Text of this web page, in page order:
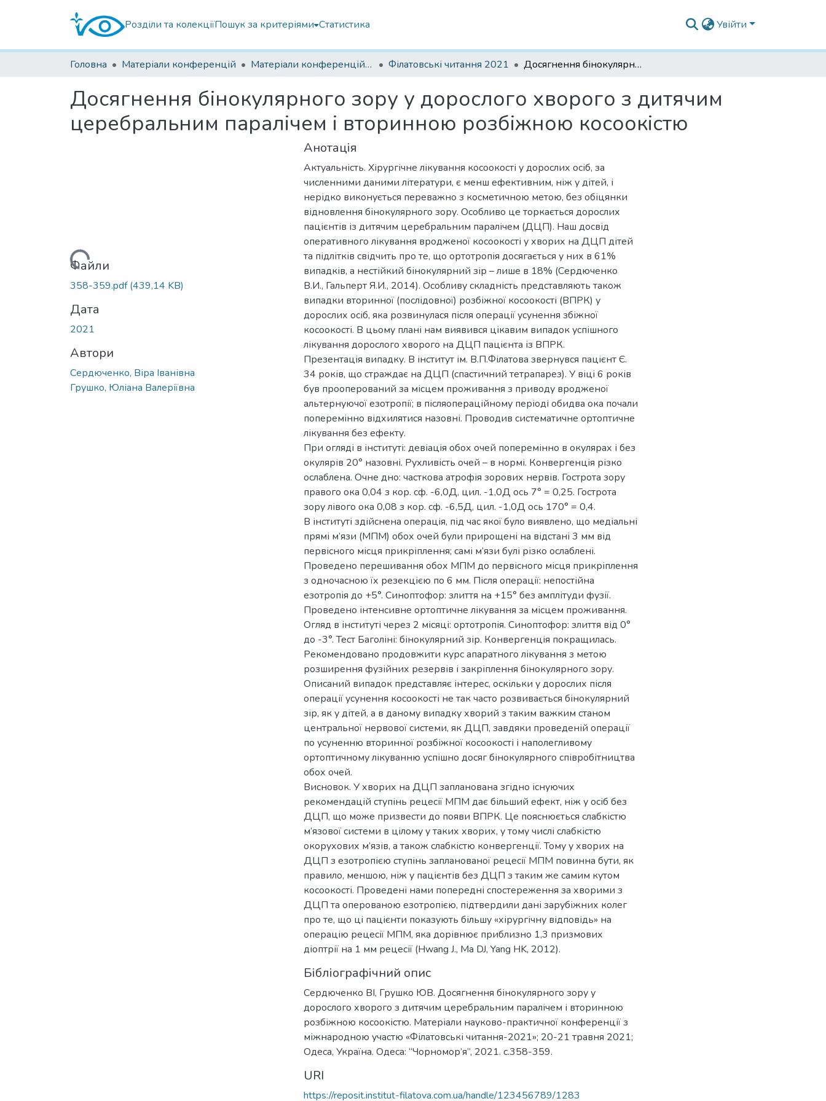
Розділи та колекціїПошук за критеріями Статистика Увійти
Головна Матеріали конференцій Матеріали конференцій Інституту Філатова Філатовські читання 2021 Досягнення бінокулярного зору у дорослого хворого з дитячим церебральним паралічем і вторинною розбіжною косоокістю
Досягнення бінокулярного зору у дорослого хворого з дитячим
церебральним паралічем і вторинною розбіжною косоокістю
Вантажиться...Файли
358-359.pdf(439,14 KB)
Дата
2021
Автори
Сердюченко, Віра Іванівна
Грушко, Юліана Валеріївна
Анотація
Актуальність. Хірургічне лікування косоокості у дорослих осіб, за
численними даними літератури, є менш ефективним, ніж у дітей, і
нерідко виконується переважно з косметичною метою, без обіцянки
відновлення бінокулярного зору. Особливо це торкається дорослих
пацієнтів із дитячим церебральним паралічем (ДЦП). Наш досвід
оперативного лікування вродженої косоокості у хворих на ДЦП дітей
та підлітків свідчить про те, що ортотропія досягається у них в 61%
випадків, а нестійкий бінокулярний зір – лише в 18% (Сердюченко
В.И., Гальперт Я.И., 2014). Особливу складність представляють також
випадки вторинної (послідовної) розбіжної косоокості (ВПРК) у
дорослих осіб, яка розвинулася після операції усунення збіжної
косоокості. В цьому плані нам виявився цікавим випадок успішного
лікування дорослого хворого на ДЦП пацієнта із ВПРК.
Презентація випадку. В інститут ім. В.П.Філатова звернувся пацієнт Є.
34 років, що страждає на ДЦП (спастичний тетрапарез). У віці 6 років
був прооперований за місцем проживання з приводу вродженої
альтернуючої езотропії; в післяопераційному періоді обидва ока почали
поперемінно відхилятися назовні. Проводив систематичне ортоптичне
лікування без ефекту.
При огляді в інституті: девіація обох очей поперемінно в окулярах і без
окулярів 20° назовні. Рухливість очей – в нормі. Конвергенція різко
ослаблена. Очне дно: часткова атрофія зорових нервів. Гострота зору
правого ока 0,04 з кор. сф. -6,0Д, цил. -1,0Д ось 7° = 0,25. Гострота
зору лівого ока 0,08 з кор. сф. -6,5Д, цил. -1,0Д ось 170° = 0,4.
В інституті здійснена операція, під час якої було виявлено, що медіальні
прямі м’язи (МПМ) обох очей були прирощені на відстані 3 мм від
первісного місця прикріплення; самі м’язи булі різко ослаблені.
Проведено перешивання обох МПМ до первісного місця прикріплення
з одночасною їх резекцією по 6 мм. Після операції: непостійна
езотропія до +5°. Синоптофор: злиття на +15° без амплітуди фузії.
Проведено інтенсивне ортоптичне лікування за місцем проживання.
Огляд в інституті через 2 місяці: ортотропія. Синоптофор: злиття від 0°
до -3°. Тест Баголіні: бінокулярний зір. Конвергенція покращилась.
Рекомендовано продовжити курс апаратного лікування з метою
розширення фузійних резервів і закріплення бінокулярного зору.
Описаний випадок представляє інтерес, оскільки у дорослих після
операції усунення косоокості не так часто розвивається бінокулярний
зір, як у дітей, а в даному випадку хворий з таким важким станом
центральної нервової системи, як ДЦП, завдяки проведеній операції
по усуненню вторинної розбіжної косоокості і наполегливому
ортоптичному лікуванню успішно досяг бінокулярного співробітництва
обох очей.
Висновок. У хворих на ДЦП запланована згідно існуючих
рекомендацій ступінь рецесії МПМ дає більший ефект, ніж у осіб без
ДЦП, що може призвести до появи ВПРК. Це пояснюється слабкістю
м’язової системи в цілому у таких хворих, у тому числі слабкістю
окорухових м’язів, а також слабкістю конвергенції. Тому у хворих на
ДЦП з езотропією ступінь запланованої рецесії МПМ повинна бути, як
правило, меншою, ніж у пацієнтів без ДЦП з таким же самим кутом
косоокості. Проведені нами попередні спостереження за хворими з
ДЦП та оперованою езотропією, підтвердили дані зарубіжних колег
про те, що ці пацієнти показують більшу «хірургічну відповідь» на
операцію рецесії МПМ, яка дорівнює приблизно 1,3 призмових
діоптрії на 1 мм рецесії (Hwang J., Ma DJ, Yang HK, 2012).
Бібліографічний опис
Сердюченко ВІ, Грушко ЮВ. Досягнення бінокулярного зору у
дорослого хворого з дитячим церебральним паралічем і вторинною
розбіжною косоокістю. Матеріали науково-практичної конференції з
міжнародною участю «Філатовські читання-2021»; 20-21 травня 2021;
Одеса, Україна. Одеса: “Чорномор’я”, 2021. c.358-359.
URI
https://reposit.institut-filatova.com.ua/handle/123456789/1283